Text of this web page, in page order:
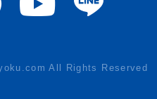
All Rights Reserved